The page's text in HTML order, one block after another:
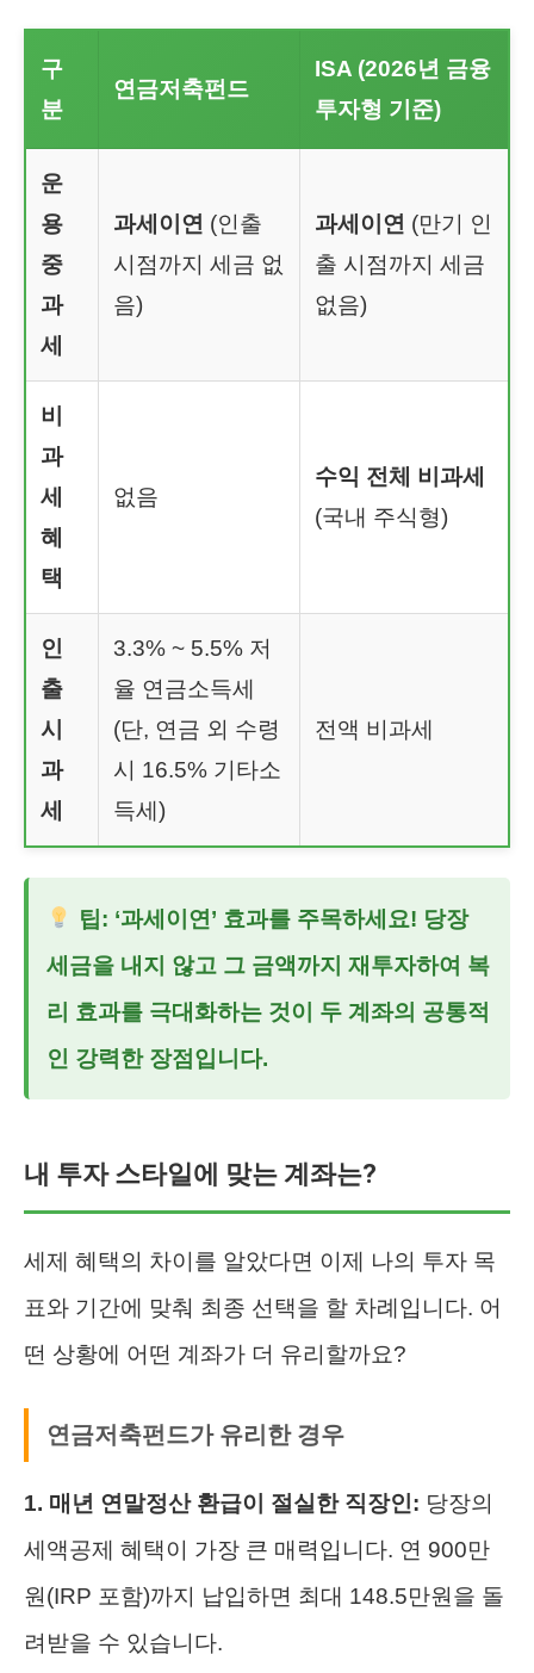
구
분
연금저축펀드
ISA (2026년 금융
투자형 기준)
운
용
중
과
세
과세이연 (인출
시점까지 세금 없
음)
과세이연 (만기 인
출 시점까지 세금
없음)
비
과
세
혜
택
없음
수익 전체 비과세
(국내 주식형)
인
출
시
과
세
3.3% ~ 5.5% 저
율 연금소득세
(단, 연금 외 수령
시 16.5% 기타소
득세)
전액 비과세
팁: ‘과세이연’ 효과를 주목하세요! 당장
세금을 내지 않고 그 금액까지 재투자하여 복
리 효과를 극대화하는 것이 두 계좌의 공통적
인 강력한 장점입니다.
내 투자 스타일에 맞는 계좌는?
세제 혜택의 차이를 알았다면 이제 나의 투자 목
표와 기간에 맞춰 최종 선택을 할 차례입니다. 어
떤 상황에 어떤 계좌가 더 유리할까요?
연금저축펀드가 유리한 경우
1. 매년 연말정산 환급이 절실한 직장인: 당장의
세액공제 혜택이 가장 큰 매력입니다. 연 900만
원(IRP 포함)까지 납입하면 최대 148.5만원을 돌
려받을 수 있습니다.